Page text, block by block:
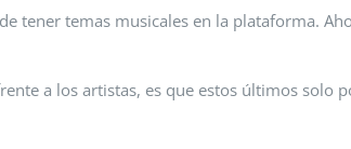
tener temas musicales en la plataforma.
a los artistas, es que estos últimos solo